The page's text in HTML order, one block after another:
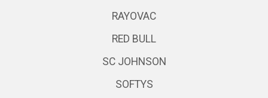
RAYOVAC
RED BULL
SC JOHNSON
SOFTYS